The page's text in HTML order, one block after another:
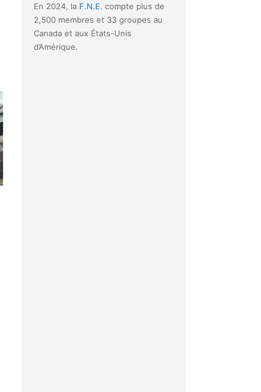
En 2024, la F.N.E. compte plus de
2,500 membres et 33 groupes au
Canada et aux États-Unis
d’Amérique.